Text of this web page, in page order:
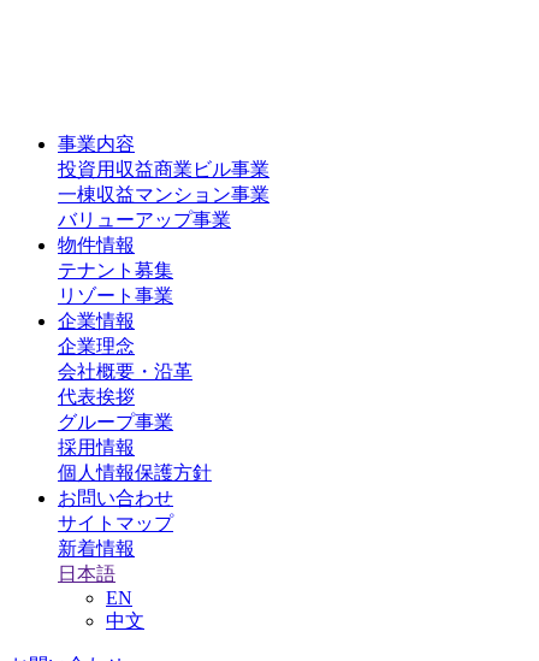
事業内容
投資用収益商業ビル事業
一棟収益マンション事業
バリューアップ事業
物件情報
テナント募集
リゾート事業
企業情報
企業理念
会社概要・沿革
代表挨拶
グループ事業
採用情報
個人情報保護方針
お問い合わせ
サイトマップ
新着情報
日本語
EN
中文